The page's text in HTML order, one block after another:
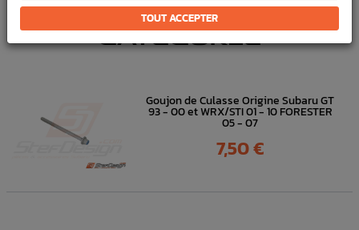
DANSLA MÊME
CATÉGORIE
Goujon de Culasse Origine Subaru GT
93 - 00 et WRX/STI 01 - 10 FORESTER
05 - 07
Prix
7,50 €
TOUT ACCEPTER